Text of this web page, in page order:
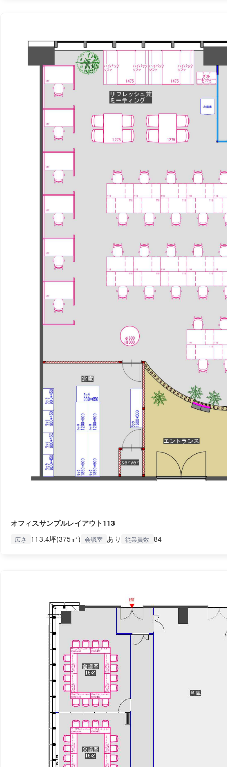
オフィスサンプルレイアウト113
広さ 113.4坪(375㎡) 会議室 あり 従業員数 84